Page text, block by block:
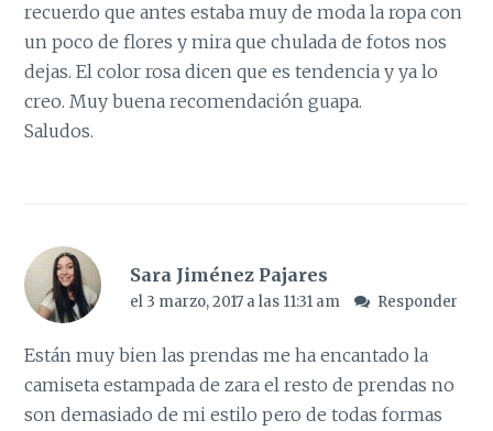
recuerdo que antes estaba muy de moda la ropa con
un poco de flores y mira que chulada de fotos nos
dejas. El color rosa dicen que es tendencia y ya lo
creo. Muy buena recomendación guapa.
Saludos.
Sara Jiménez Pajares
el 3 marzo, 2017 a las 11:31 am Responder
Están muy bien las prendas me ha encantado la
camiseta estampada de zara el resto de prendas no
son demasiado de mi estilo pero de todas formas